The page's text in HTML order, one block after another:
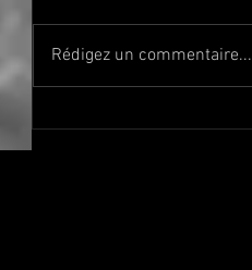
Rédigez un commentaire...